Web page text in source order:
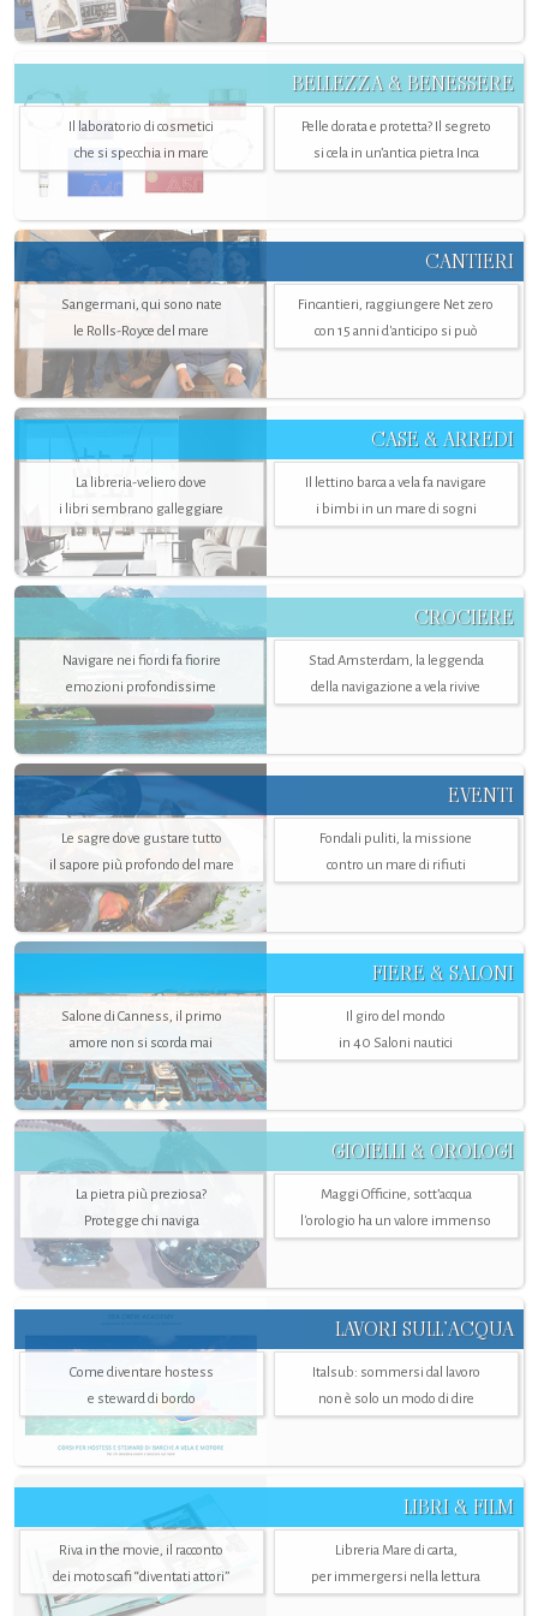
BELLEZZA & BENESSERE
Il laboratorio di cosmetici
che si specchia in mare
Pelle dorata e protetta? Il segreto
si cela in un’antica pietra Inca
CANTIERI
Sangermani, qui sono nate
le Rolls-Royce del mare
Fincantieri, raggiungere Net zero
con 15 anni d'anticipo si può
CASE & ARREDI
La libreria-veliero dove
i libri sembrano galleggiare
Il lettino barca a vela fa navigare
i bimbi in un mare di sogni
CROCIERE
Navigare nei fiordi fa fiorire
emozioni profondissime
Stad Amsterdam, la leggenda
della navigazione a vela rivive
EVENTI
Le sagre dove gustare tutto
il sapore più profondo del mare
Fondali puliti, la missione
contro un mare di rifiuti
FIERE & SALONI
Salone di Canness, il primo
amore non si scorda mai
Il giro del mondo
in 40 Saloni nautici
GIOIELLI & OROLOGI
La pietra più preziosa?
Protegge chi naviga
Maggi Officine, sott’acqua
l'orologio ha un valore immenso
LAVORI SULL’ACQUA
Come diventare hostess
e steward di bordo
Italsub: sommersi dal lavoro
non è solo un modo di dire
LIBRI & FILM
Riva in the movie, il racconto
dei motoscafi “diventati attori”
Libreria Mare di carta,
per immergersi nella lettura